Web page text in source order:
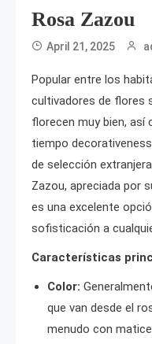
Rosa Zazou
April 21, 2025
Popular entre los
cultivadores de flores
florecen muy bien, así
tiempo
de selección
Zazou, apreciada por
es una excelente
sofisticación a
Características
Color:
que van desde el
menudo con